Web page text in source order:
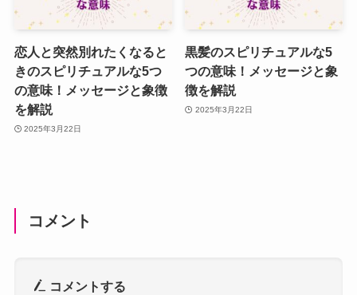
恋人と突然別れたくなると
きのスピリチュアルな5つ
の意味！メッセージと象徴
を解説
2025年3月22日
黒髪のスピリチュアルな5
つの意味！メッセージと象
徴を解説
2025年3月22日
コメント
コメントする